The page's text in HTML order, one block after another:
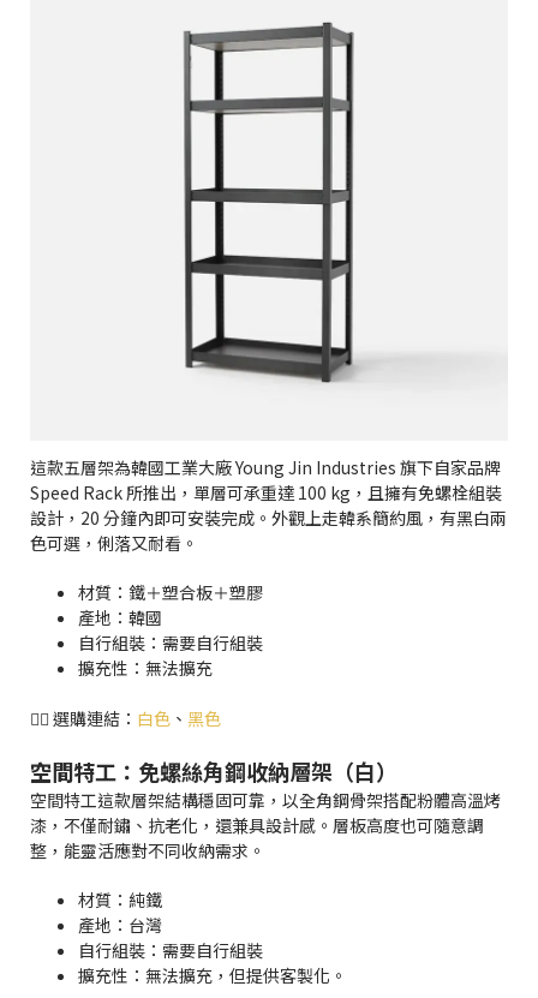
這款五層架為韓國工業大廠 Young Jin Industries 旗下自家品牌
Speed Rack 所推出，單層可承重達 100 kg，且擁有免螺栓組裝
設計，20 分鐘內即可安裝完成。外觀上走韓系簡約風，有黑白兩
色可選，俐落又耐看。
材質：鐵＋塑合板＋塑膠
產地：韓國
自行組裝：需要自行組裝
擴充性：無法擴充
👉🏻 選購連結： 白色 、 黑色
空間特工：免螺絲角鋼收納層架（白）
空間特工這款層架結構穩固可靠，以全角鋼骨架搭配粉體高溫烤
漆，不僅耐鏽、抗老化，還兼具設計感。層板高度也可隨意調
整，能靈活應對不同收納需求。
材質：純鐵
產地：台灣
自行組裝：需要自行組裝
擴充性：無法擴充，但提供客製化。